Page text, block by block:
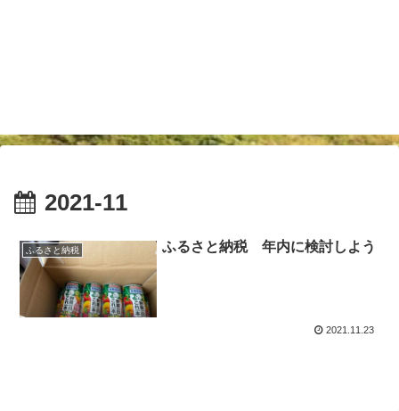
2021-11
ふるさと納税 ふるさと納税 年内に検討しよう
2021.11.23